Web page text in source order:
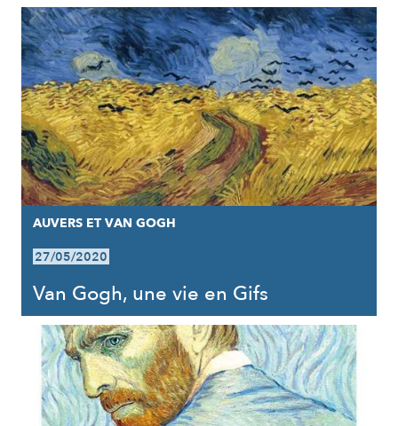
AUVERS ET VAN GOGH
27/05/2020
Van Gogh, une vie en Gifs